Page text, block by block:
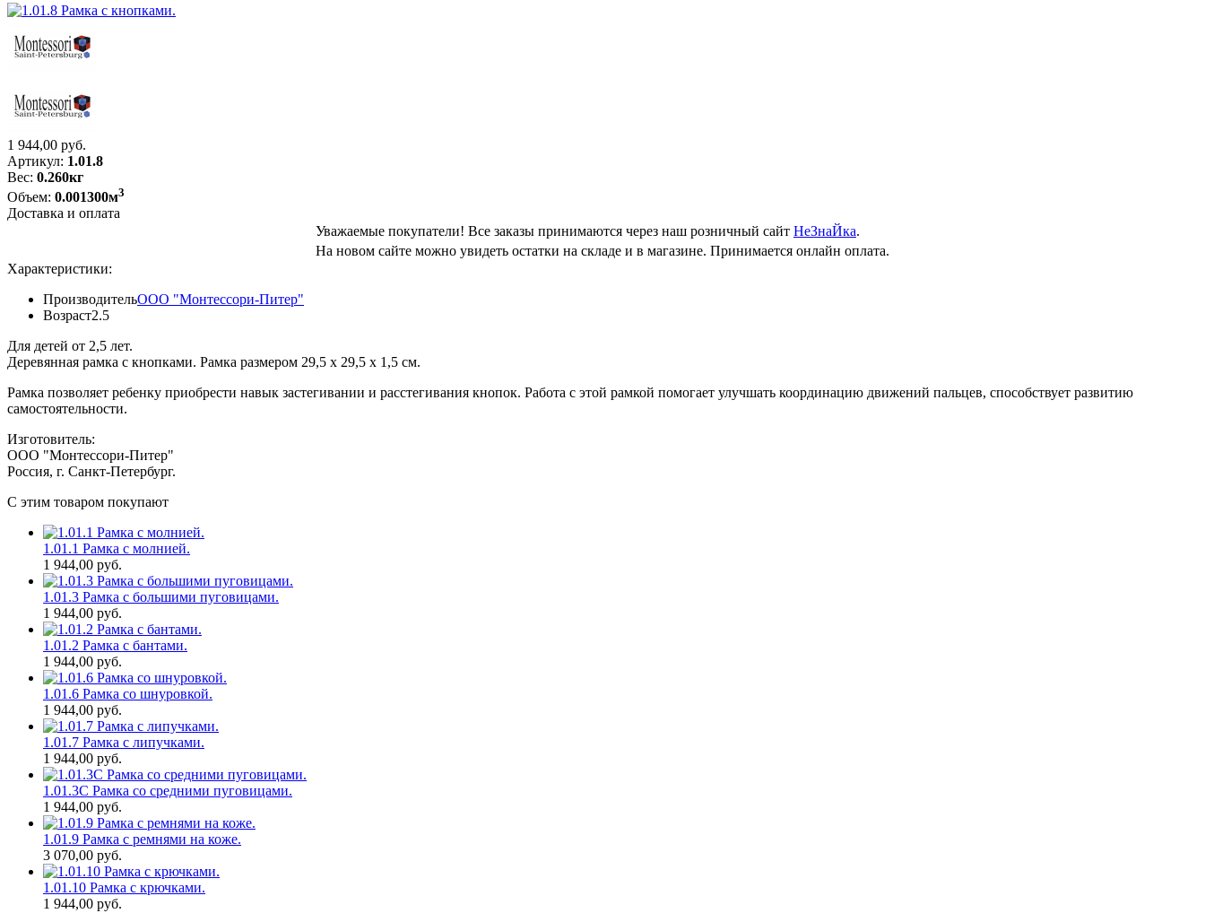
1 944,00 руб.
Артикул: 1.01.8
Вес: 0.260кг
Объем: 0.001300м3
Доставка и оплата
Уважаемые покупатели! Все заказы принимаются через наш розничный сайт НеЗнаЙка.
На новом сайте можно увидеть остатки на складе и в магазине. Принимается онлайн оплата.
Характеристики:
ПроизводительООО "Монтессори-Питер"
Возраст2.5
Для детей от 2,5 лет.
Деревянная рамка с кнопками. Рамка размером 29,5 х 29,5 х 1,5 см.
Рамка позволяет ребенку приобрести навык застегивании и расстегивания кнопок. Работа с этой рамкой помогает улучшать координацию движений пальцев, способствует развитию
самостоятельности.
Изготовитель:
ООО "Монтессори-Питер"
Россия, г. Санкт-Петербург.
C этим товаром покупают
1.01.1 Рамка с молнией.
1 944,00 руб.
1.01.3 Рамка с большими пуговицами.
1 944,00 руб.
1.01.2 Рамка с бантами.
1 944,00 руб.
1.01.6 Рамка со шнуровкой.
1 944,00 руб.
1.01.7 Рамка с липучками.
1 944,00 руб.
1.01.3С Рамка со средними пуговицами.
1 944,00 руб.
1.01.9 Рамка с ремнями на коже.
3 070,00 руб.
1.01.10 Рамка с крючками.
1 944,00 руб.